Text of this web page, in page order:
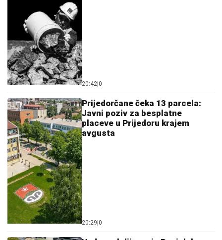
20:42 0
Prijedorčane čeka 13 parcela:
Javni poziv za besplatne
placeve u Prijedoru krajem
avgusta
20:29 0